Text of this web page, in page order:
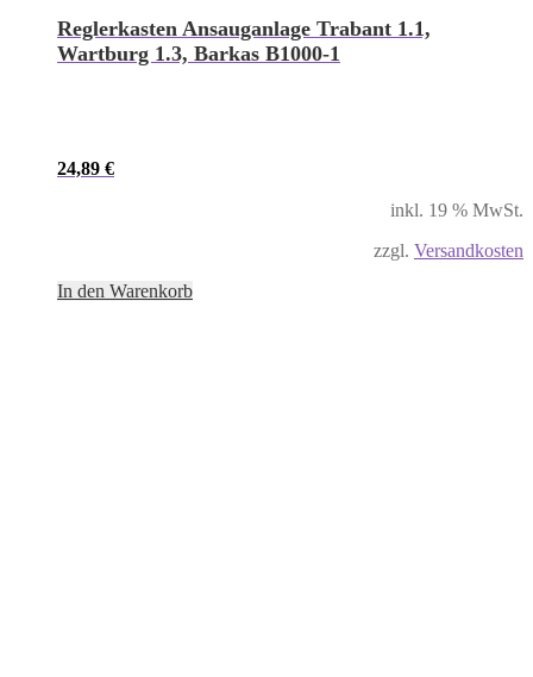
Reglerkasten Ansauganlage Trabant 1.1,
Wartburg 1.3, Barkas B1000-1
24,89 €
inkl. 19 % MwSt.
zzgl. Versandkosten
In den Warenkorb